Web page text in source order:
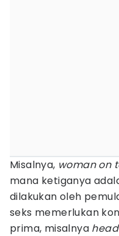
Misalnya, woman on
mana ketiganya
dilakukan oleh
seks memerlukan
prima, misalnya